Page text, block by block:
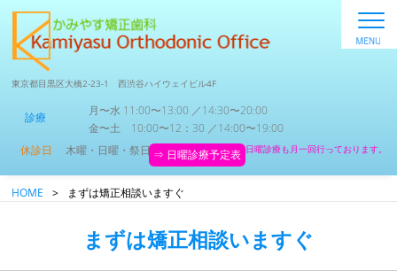
東京都目黒区大橋2-23-1 西渋谷ハイウェイビル4F
診療
月〜水 11:00〜13:00 ／14:30〜20:00
金〜土 10:00〜12：30 ／14:00〜19:00
休診日
木曜・日曜・祭日 ⇒ 日曜診療予定表 日曜診療も月一回行っております。
HOME > まずは矯正相談いますぐ
まずは矯正相談いますぐ